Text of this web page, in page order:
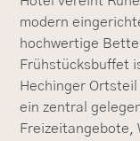
modern
hochwertige
Frühstücksbuffet
Hechinger
ein zentral
Freizeitangebote,